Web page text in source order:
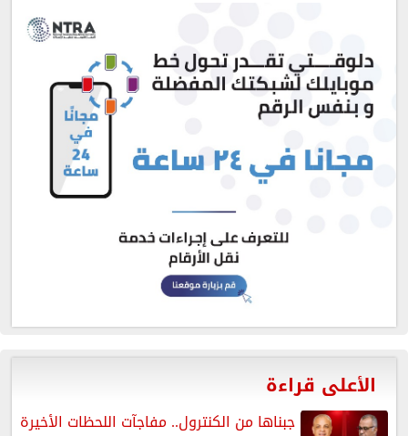
الأعلى قراءة
جبناها من الكنترول.. مفاجآت اللحظات الأخيرة